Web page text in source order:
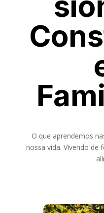
O que aprendemos
nossa vida. Vivendo de